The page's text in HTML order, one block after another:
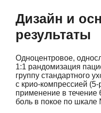
Дизайн и
результаты
Одноцентровое,
1:1 рандомизация
группу стандартного
с крио‑компрессией
применение в
боль в покое по шкале